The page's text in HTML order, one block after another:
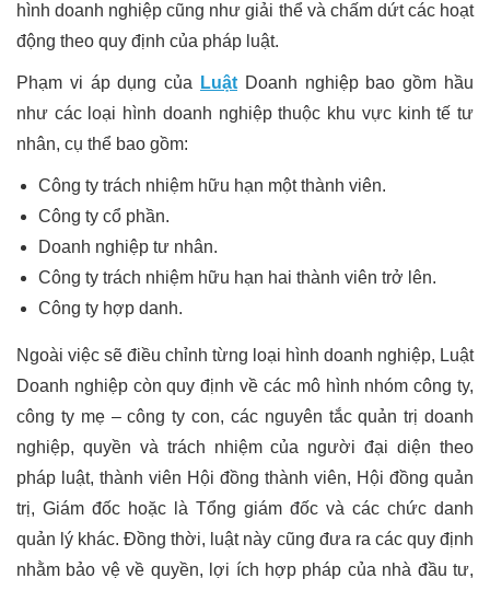
hình doanh nghiệp cũng như giải thể và chấm dứt các hoạt
động theo quy định của pháp luật.
Phạm vi áp dụng của Luật Doanh nghiệp bao gồm hầu
như các loại hình doanh nghiệp thuộc khu vực kinh tế tư
nhân, cụ thể bao gồm:
Công ty trách nhiệm hữu hạn một thành viên.
Công ty cổ phần.
Doanh nghiệp tư nhân.
Công ty trách nhiệm hữu hạn hai thành viên trở lên.
Công ty hợp danh.
Ngoài việc sẽ điều chỉnh từng loại hình doanh nghiệp, Luật
Doanh nghiệp còn quy định về các mô hình nhóm công ty,
công ty mẹ – công ty con, các nguyên tắc quản trị doanh
nghiệp, quyền và trách nhiệm của người đại diện theo
pháp luật, thành viên Hội đồng thành viên, Hội đồng quản
trị, Giám đốc hoặc là Tổng giám đốc và các chức danh
quản lý khác. Đồng thời, luật này cũng đưa ra các quy định
nhằm bảo vệ về quyền, lợi ích hợp pháp của nhà đầu tư,